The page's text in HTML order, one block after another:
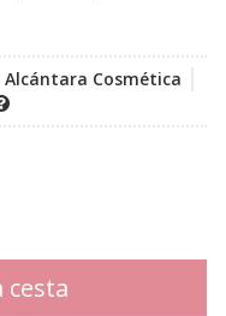
Alcántara Cosmética
cesta